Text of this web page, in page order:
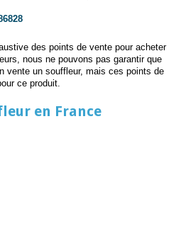
des points de vente pour acheter
nous ne pouvons pas garantir que
vente un souffleur, mais ces points de
ce produit.
en France